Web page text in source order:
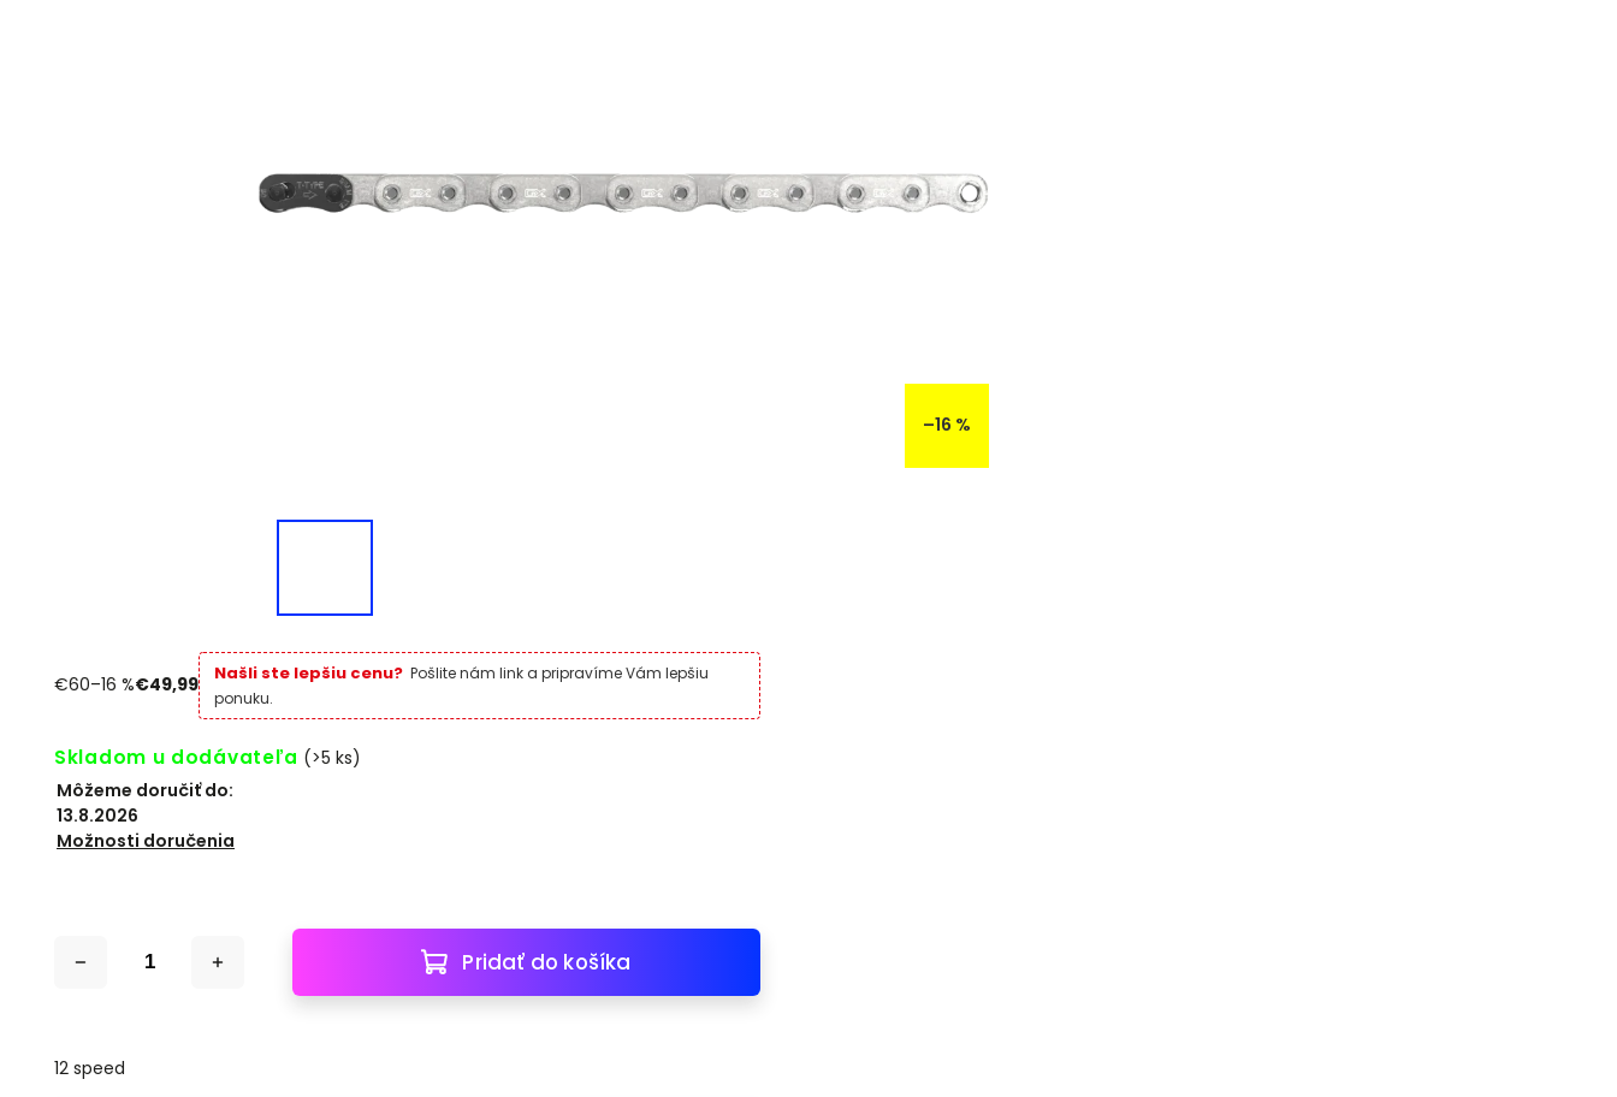
–16 %
€60–16 %€49,99 Našli ste lepšiu cenu? Pošlite nám link a pripravíme Vám lepšiu
ponuku.
Skladom u dodávateľa (>5 ks)
Môžeme doručiť do:
13.8.2026
Možnosti doručenia
Pridať do košíka
12 speed